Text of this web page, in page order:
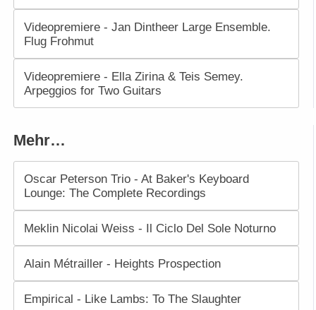
Videopremiere - Jan Dintheer Large Ensemble.
Flug Frohmut
Videopremiere - Ella Zirina & Teis Semey.
Arpeggios for Two Guitars
Mehr…
Oscar Peterson Trio - At Baker's Keyboard
Lounge: The Complete Recordings
Meklin Nicolai Weiss - Il Ciclo Del Sole Noturno
Alain Métrailler - Heights Prospection
Empirical - Like Lambs: To The Slaughter